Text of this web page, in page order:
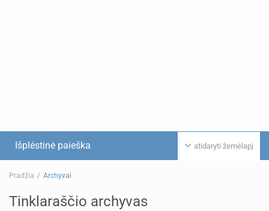
atidaryti žemėlapį
Išplėstinė paieška
Pradžia Archyvai
Tinklaraščio archyvas